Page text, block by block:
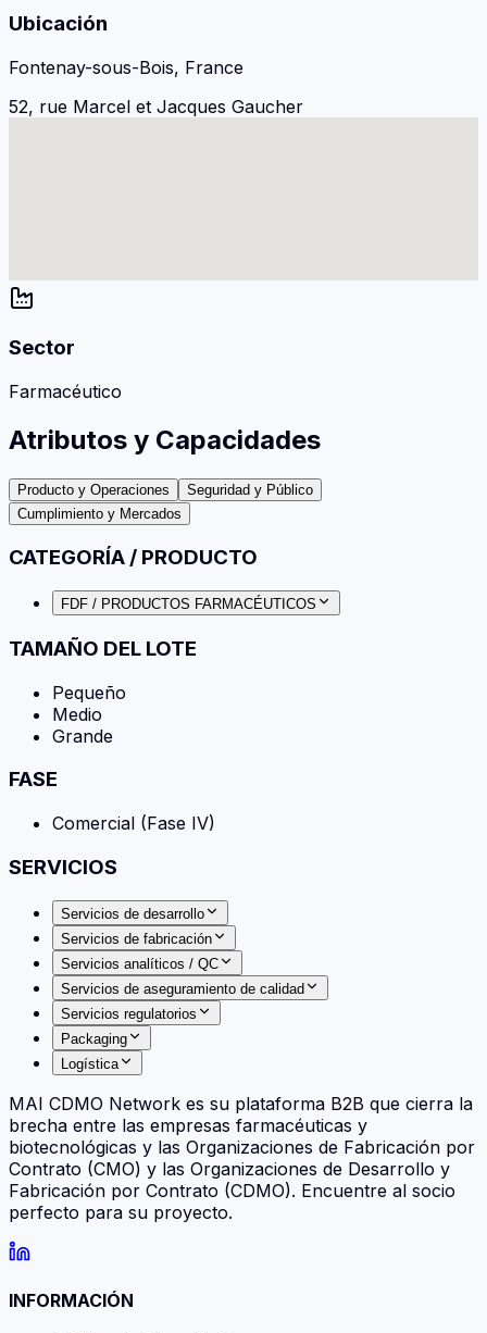
Ubicación
Fontenay-sous-Bois, France
52, rue Marcel et Jacques Gaucher
Sector
Farmacéutico
Atributos y Capacidades
Producto y Operaciones
Seguridad y Público
Cumplimiento y Mercados
CATEGORÍA / PRODUCTO
FDF / PRODUCTOS FARMACÉUTICOS
TAMAÑO DEL LOTE
Pequeño
Medio
Grande
FASE
Comercial (Fase IV)
SERVICIOS
Servicios de desarrollo
Servicios de fabricación
Servicios analíticos / QC
Servicios de aseguramiento de calidad
Servicios regulatorios
Packaging
Logística
MAI CDMO Network es su plataforma B2B que cierra la
brecha entre las empresas farmacéuticas y
biotecnológicas y las Organizaciones de Fabricación por
Contrato (CMO) y las Organizaciones de Desarrollo y
Fabricación por Contrato (CDMO). Encuentre al socio
perfecto para su proyecto.
INFORMACIÓN